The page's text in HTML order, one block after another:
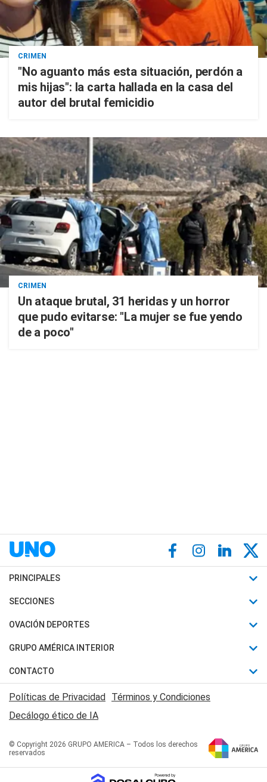
CRIMEN
"No aguanto más esta situación, perdón a
mis hijas": la carta hallada en la casa del
autor del brutal femicidio
CRIMEN
Un ataque brutal, 31 heridas y un horror
que pudo evitarse: "La mujer se fue yendo
de a poco"
PRINCIPALES
Últimas Noticias
Política
Judiciales
Economia
SECCIONES
Horóscopo
Motores
Trucos caseros
Series y Películas
Edictos y Solicitadas
OVACIÓN DEPORTES
Fútbol
Mundial
Automovilismo
Rugby
Básquet
GRUPO AMÉRICA INTERIOR
Canal 7 en Vivo
San Juan 8
CONTACTO
Acerca de Nosotros
Contactanos
Políticas de Privacidad Términos y Condiciones
Decálogo ético de IA
© Copyright 2026 GRUPO AMERICA – Todos los derechos
reservados